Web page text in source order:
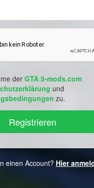
der GTA 5-mods.com
und
zu.
einen Account? Hier